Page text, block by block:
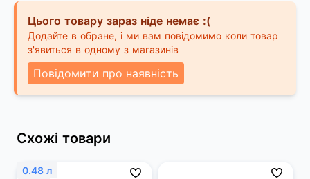
Цього товару зараз ніде немає :(
Додайте в обране, і ми вам повідомимо коли товар
з'явиться в одному з магазинів
Повідомити про наявність
Схожі товари
0.48 л